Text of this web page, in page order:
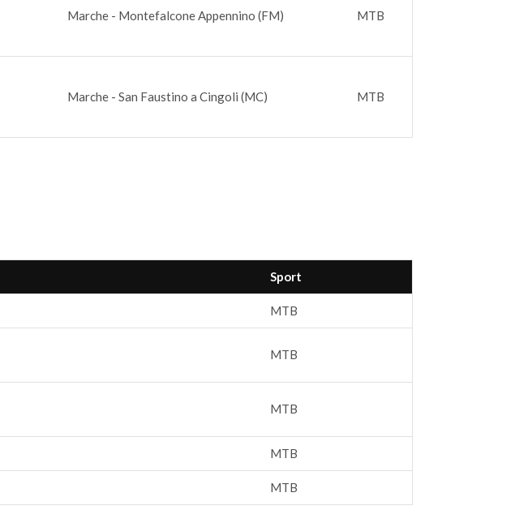
Marche - Montefalcone Appennino (FM) MTB
Marche - San Faustino a Cingoli (MC) MTB
Sport
MTB
MTB
MTB
MTB
MTB